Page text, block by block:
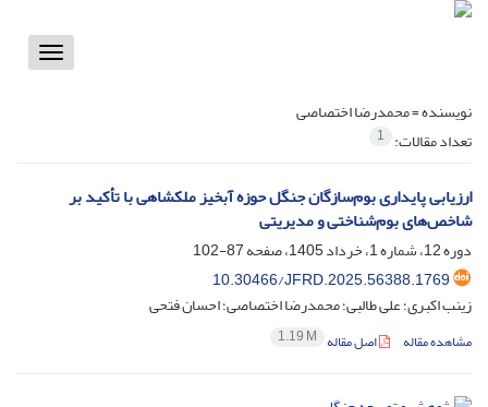
Toggle
نویسنده =محمدرضا اختصاصی
تعداد مقالات: 1
ارزیابی پایداری بوم‌سازگان جنگل حوزه آبخیز ملکشاهی با تأکید بر
شاخص‌های بوم‌شناختی و مدیریتی
دوره 12، شماره 1، خرداد 1405، صفحه
87-102
10.30466/JFRD.2025.56388.1769
زینب اکبری؛ علی طالبی؛ محمدرضا اختصاصی؛ احسان فتحی
مشاهده مقاله اصل مقاله 1.19 M